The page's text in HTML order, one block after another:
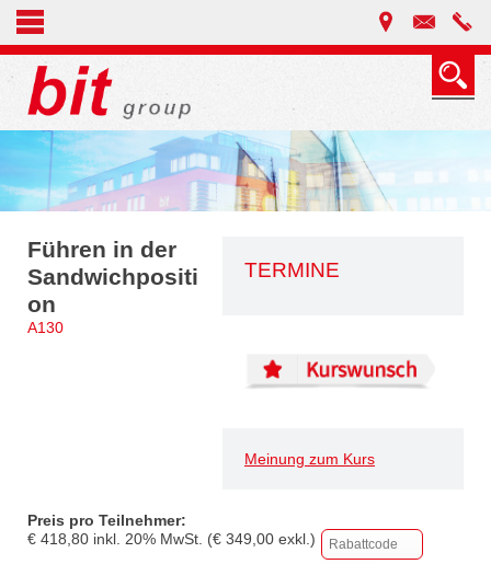
TERMINE
Meinung zum Kurs
Führen in der
Sandwichpositi
on
A130
Preis pro Teilnehmer:
€ 418,80 inkl. 20% MwSt. (€ 349,00 exkl.)